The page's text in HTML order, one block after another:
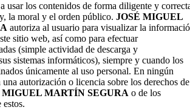
usar los contenidos de forma diligente y
la moral y el orden público. JOSÉ MIGUEL
autoriza al usuario para visualizar la
sitio web, así como para efectuar
(simple actividad de descarga y
sistemas informáticos), siempre y cuando los
únicamente al uso personal. En ningún
autorización o licencia sobre los derechos de
MIGUEL MARTÍN SEGURA o de los